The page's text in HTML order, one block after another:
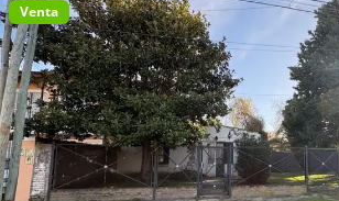
Venta